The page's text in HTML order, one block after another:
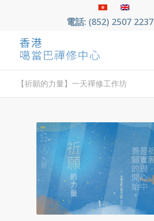
電話: (852) 2507 2237
【祈願的力量】一天禪修工作坊